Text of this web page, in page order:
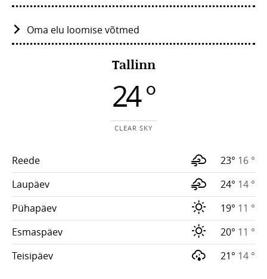
Oma elu loomise võtmed
Tallinn
24 °
CLEAR SKY
Reede 23° 16 °
Laupäev
24° 14 °
Pühapäev
19° 11 °
Esmaspäev
20° 11 °
Teisipäev
21° 14 °